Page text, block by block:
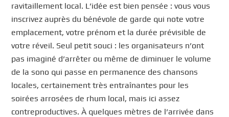
ravitaillement local. L’idée est bien pensée : vous vous
inscrivez auprès du bénévole de garde qui note votre
emplacement, votre prénom et la durée prévisible de
votre réveil. Seul petit souci : les organisateurs n’ont
pas imaginé d’arrêter ou même de diminuer le volume
de la sono qui passe en permanence des chansons
locales, certainement très entraînantes pour les
soirées arrosées de rhum local, mais ici assez
contreproductives. À quelques mètres de l’arrivée dans